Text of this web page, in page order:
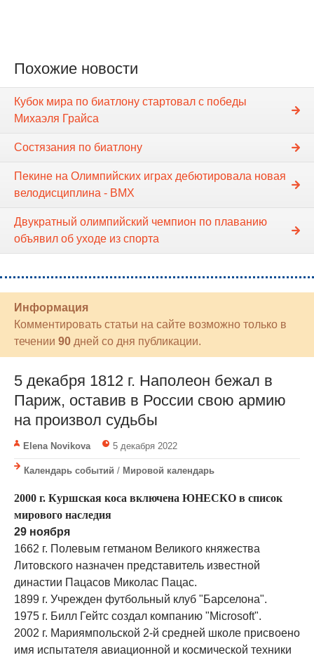
Похожие новости
Кубок мира по биатлону стартовал с победы
Михаэля Грайса
Состязания по биатлону
Пекине на Олимпийских играх дебютировала новая
велодисциплина - ВМХ
Двукратный олимпийский чемпион по плаванию
объявил об уходе из спорта
Информация
Комментировать статьи на сайте возможно только в
течении 90 дней со дня публикации.
5 декабря 1812 г. Наполеон бежал в
Париж, оставив в России свою армию
на произвол судьбы
Elena Novikova 5 декабря 2022
Календарь событий / Мировой календарь
2000 г. Куршская коса включена ЮНЕСКО в список
мирового наследия
29 ноября
1662 г. Полевым гетманом Великого княжества
Литовского назначен представитель известной
династии Пацасов Миколас Пацас.
1899 г. Учрежден футбольный клуб "Барселона".
1975 г. Билл Гейтс создал компанию "Microsoft".
2002 г. Мариямпольской 2-й средней школе присвоено
имя испытателя авиационной и космической техники